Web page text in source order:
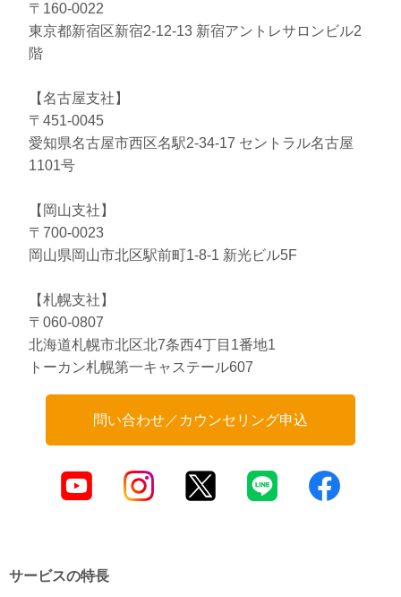
〒160-0022
東京都新宿区新宿2-12-13 新宿アントレサロンビル2
階
【名古屋支社】
〒451-0045
愛知県名古屋市西区名駅2-34-17 セントラル名古屋
1101号
【岡山支社】
〒700-0023
岡山県岡山市北区駅前町1-8-1 新光ビル5F
【札幌支社】
〒060-0807
北海道札幌市北区北7条西4丁目1番地1
トーカン札幌第一キャステール607
問い合わせ／カウンセリング申込
サービスの特長